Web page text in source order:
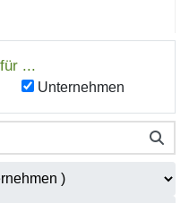
...
Unternehmen